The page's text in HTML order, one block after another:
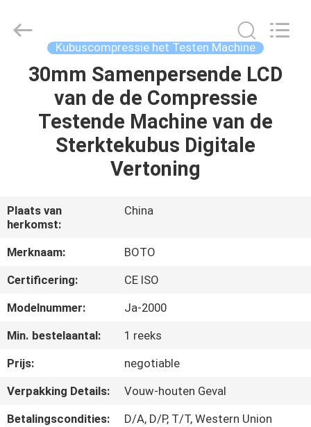
HUIS
PRODUCTEN
FABRIEKSREIS
KWALITEITSCONTROLE
CONTACTEER
ONS
VERZOEK
OM EEN
Rights
Kubuscompressie het Testen Machine
30mm Samenpersende LCD
van de de Compressie
Testende Machine van de
Sterktekubus Digitale
Vertoning
Plaats van
herkomst:
China
Merknaam:
BOTO
Certificering:
CE ISO
Modelnummer:
Ja-2000
Min. bestelaantal:
1 reeks
Prijs:
negotiable
Verpakking Details:
Vouw-houten Geval
Betalingscondities:
D/A, D/P, T/T, Western Union